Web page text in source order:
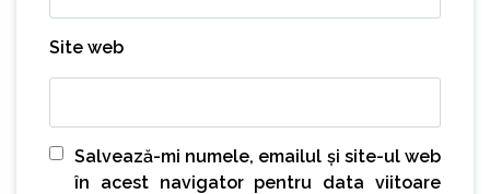
Site web
Salvează-mi numele, emailul și site-ul web
în acest navigator pentru data viitoare